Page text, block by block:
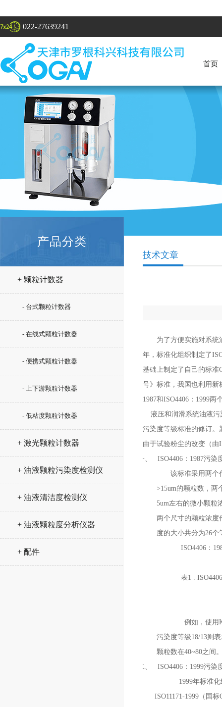
022-27639241
首页
产品分类
+ 颗粒计数器
- 台式颗粒计数器
- 在线式颗粒计数器
- 便携式颗粒计数器
- 上下游颗粒计数器
- 低粘度颗粒计数器
+ 激光颗粒计数器
+ 油液颗粒污染度检测仪
+ 油液清洁度检测仪
+ 油液颗粒度分析仪器
+ 配件
技术文章
为了方便实施对系统
年，标准化组织制定了
基础上制定了自己的标准
号》标准，我国也利用新
1987和ISO4406：1999
液压和润滑系统油液污
污染度等级标准的修订。
由于试验粉尘的改变（
一、
ISO4406：1987污染
该标准采用两个
>15um的颗粒数，两
5um左右的微小颗粒
两个尺寸的颗粒浓度
度的大小共分为26
ISO4406：
表1 .
例如，使用
污染度等级18/13则
颗粒数在40~80之间
二、
ISO4406：1999污染
1999年标准
ISO11171-1999（国